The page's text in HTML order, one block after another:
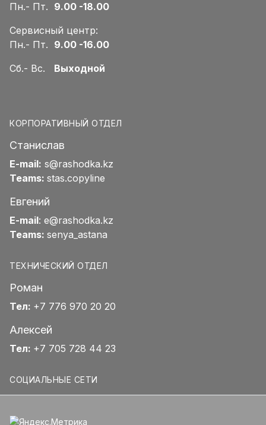
Пн.- Пт. 9.00 -18.00
Сервисный центр:
Пн.- Пт. 9.00 -16.00
Сб.- Вс. Выходной
КОРПОРАТИВНЫЙ ОТДЕЛ
Станислав
E-mail: s@rashodka.kz
Teams: stas.copyline
Евгений
E-mail: e@rashodka.kz
Teams: senya_astana
ТЕХНИЧЕСКИЙ ОТДЕЛ
Роман
Тел: +7 776 970 20 20
Алексей
Тел: +7 705 728 44 23
СОЦИАЛЬНЫЕ СЕТИ